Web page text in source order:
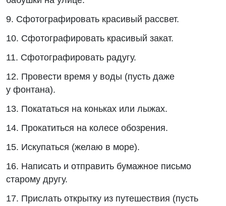
9. Сфотографировать красивый рассвет.
10. Сфотографировать красивый закат.
11. Сфотографировать радугу.
12. Провести время у воды (пусть даже
у фонтана).
13. Покататься на коньках или лыжах.
14. Прокатиться на колесе обозрения.
15. Искупаться (желаю в море).
16. Написать и отправить бумажное письмо
старому другу.
17. Прислать открытку из путешествия (пусть